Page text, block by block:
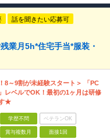
話を聞きたい応募可
業月5h*住宅手当*服装・
8～9割が未経験スタート＞ 「PC
レベルでOK！最初の1ヶ月は研修
★
学歴不問 ベテランOK
賞与複数月 面接1回